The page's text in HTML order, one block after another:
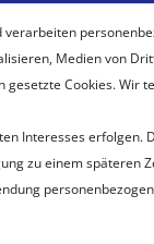
Medien von
Cookies. Wir
Interesses erfolgen.
zu einem späteren